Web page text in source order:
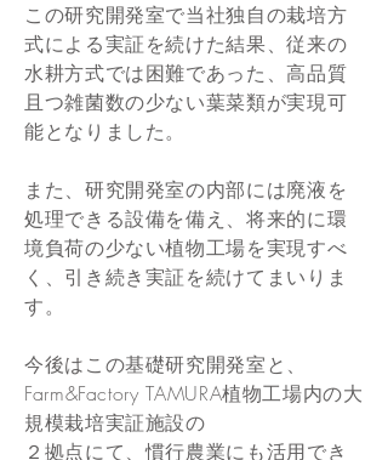
この研究開発室で当社独自の栽培方
式による実証を続けた結果、従来の
水耕方式では困難であった、高品質
且つ雑菌数の少ない葉菜類が実現可
能となりました。
また、研究開発室の内部には廃液を
処理できる設備を備え、将来的に環
境負荷の少ない植物工場を実現すべ
く、引き続き実証を続けてまいりま
す。
今後はこの基礎研究開発室と、
Farm&Factory TAMURA植物工場内の大
規模栽培実証施設の
２拠点にて、慣行農業にも活用でき